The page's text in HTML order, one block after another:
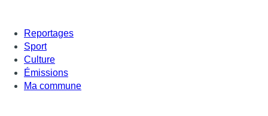
Reportages
Sport
Culture
Émissions
Ma commune